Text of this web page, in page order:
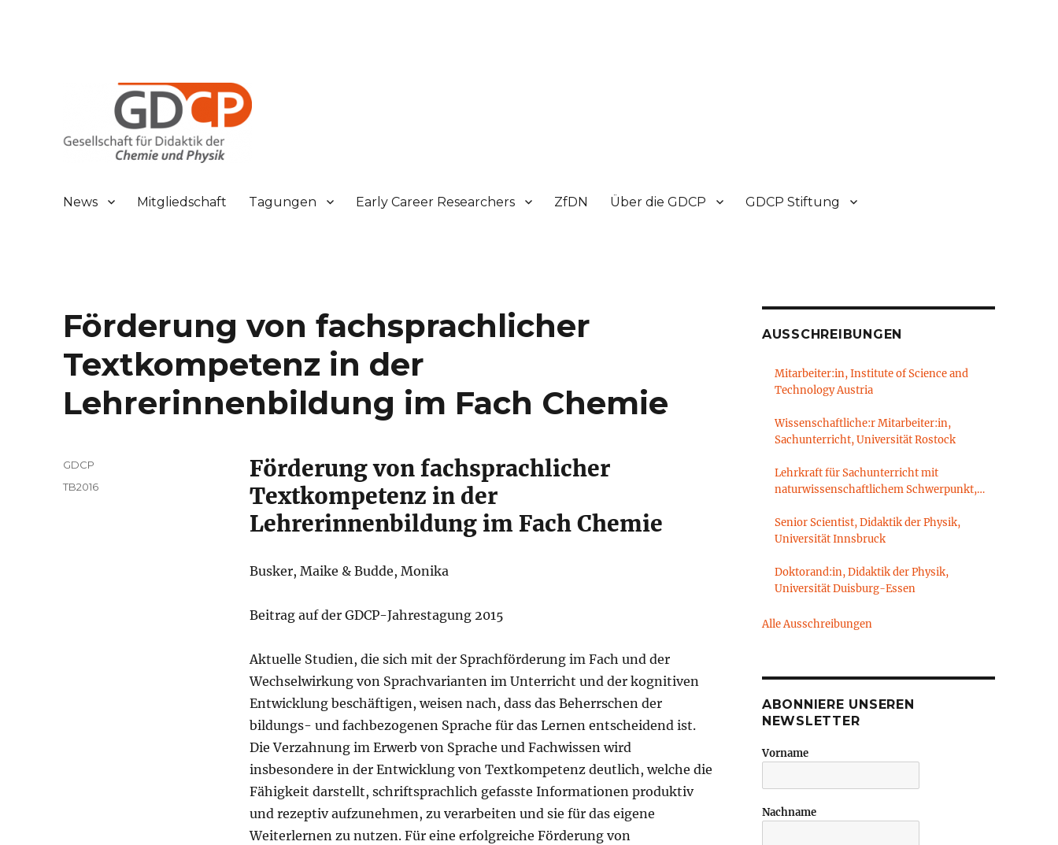
News Mitgliedschaft Tagungen Early Career Researchers ZfDN Über die GDCP GDCP Stiftung
Förderung von fachsprachlicher
Textkompetenz in der
Lehrerinnenbildung im Fach Chemie
Förderung von fachsprachlicher
Textkompetenz in der
Lehrerinnenbildung im Fach Chemie
Busker, Maike & Budde, Monika
Beitrag auf der GDCP-Jahrestagung 2015
Aktuelle Studien, die sich mit der Sprachförderung im Fach und der
Wechselwirkung von Sprachvarianten im Unterricht und der kognitiven
Entwicklung beschäftigen, weisen nach, dass das Beherrschen der
bildungs- und fachbezogenen Sprache für das Lernen entscheidend ist.
Die Verzahnung im Erwerb von Sprache und Fachwissen wird
insbesondere in der Entwicklung von Textkompetenz deutlich, welche die
Fähigkeit darstellt, schriftsprachlich gefasste Informationen produktiv
und rezeptiv aufzunehmen, zu verarbeiten und sie für das eigene
Weiterlernen zu nutzen. Für eine erfolgreiche Förderung von
Autor
GDCP
Veröffentlicht
Kategorien
TB2016
AUSSCHREIBUNGEN
Mitarbeiter:in, Institute of Science and
Technology Austria
Wissenschaftliche:r Mitarbeiter:in,
Sachunterricht, Universität Rostock
Lehrkraft für Sachunterricht mit
naturwissenschaftlichem Schwerpunkt,
Brandenburgische Technische Universität
Cottbus-Senftenberg
Senior Scientist, Didaktik der Physik,
Universität Innsbruck
Doktorand:in, Didaktik der Physik,
Universität Duisburg-Essen
Alle Ausschreibungen
ABONNIERE UNSEREN
NEWSLETTER
Vorname
Nachname